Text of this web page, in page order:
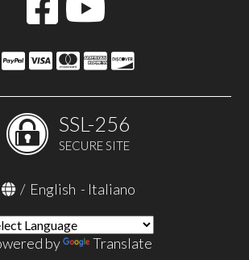
SSL-256
SECURE SITE
/ English - Italiano
by Translate